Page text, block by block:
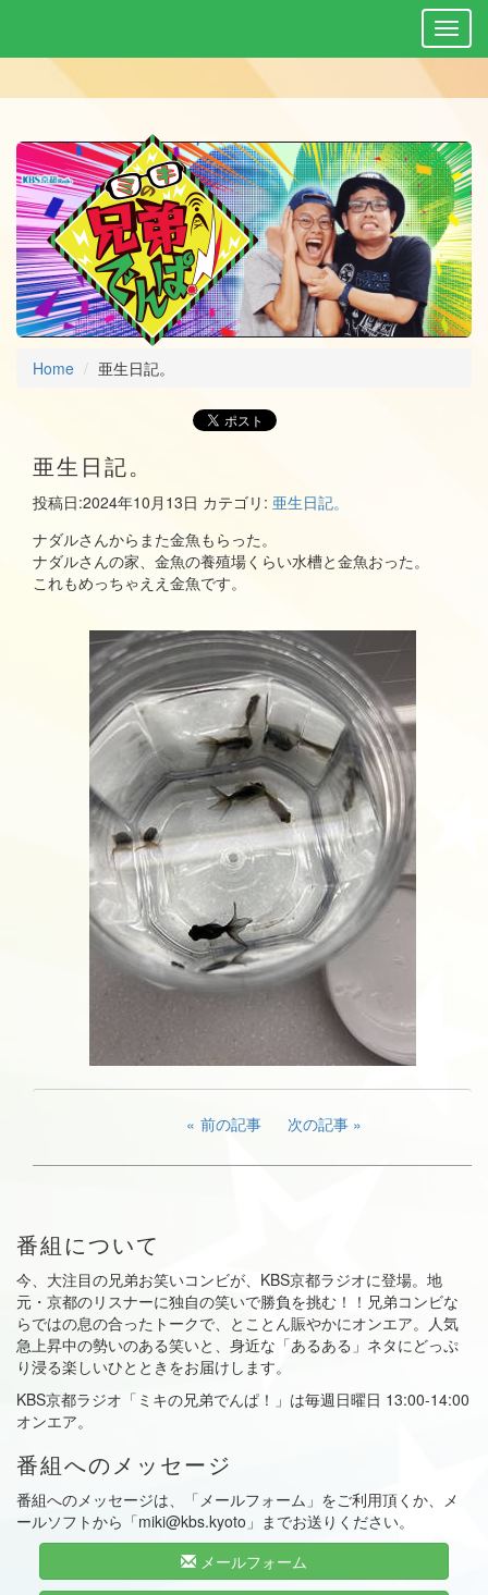
Home 亜生日記。
亜生日記。
投稿日:2024年10月13日 カテゴリ: 亜生日記。
ナダルさんからまた金魚もらった。
ナダルさんの家、金魚の養殖場くらい水槽と金魚おった。
これもめっちゃええ金魚です。
前の記事 次の記事
番組について
今、大注目の兄弟お笑いコンビが、KBS京都ラジオに登場。地
元・京都のリスナーに独自の笑いで勝負を挑む！！兄弟コンビな
らではの息の合ったトークで、とことん賑やかにオンエア。人気
急上昇中の勢いのある笑いと、身近な「あるある」ネタにどっぷ
り浸る楽しいひとときをお届けします。
KBS京都ラジオ「ミキの兄弟でんぱ！」は毎週日曜日 13:00-14:00
オンエア。
番組へのメッセージ
番組へのメッセージは、「メールフォーム」をご利用頂くか、メ
ールソフトから「miki@kbs.kyoto」までお送りください。
メールフォーム